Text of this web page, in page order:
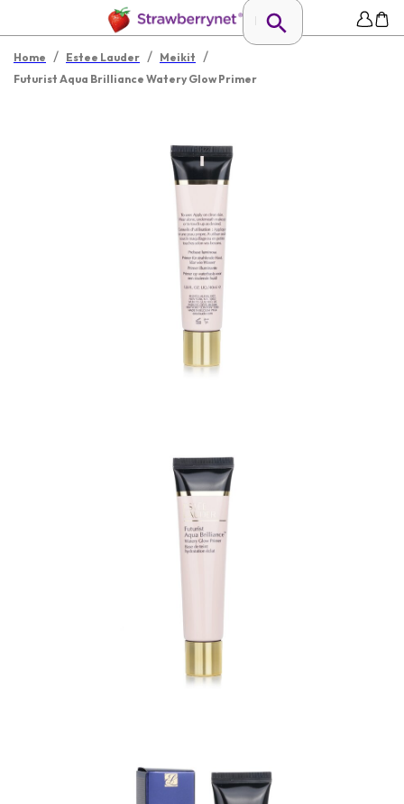
Home / Estee Lauder / Meikit /
Futurist Aqua Brilliance Watery Glow Primer